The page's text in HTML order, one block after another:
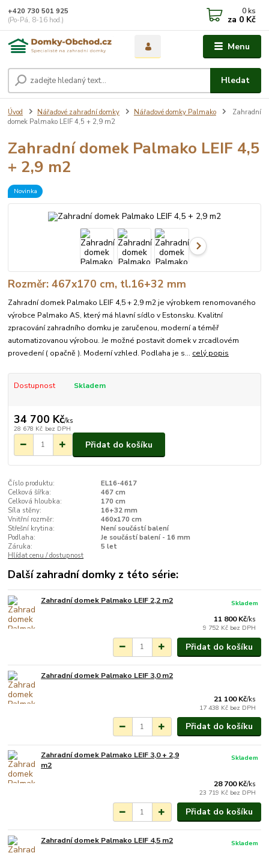
Menu
Hledat
+420 730 501 925
(Po-Pá, 8-16 hod.)
0 ks
za 0 Kč
Úvod Nářaďové zahradní domky Nářaďové domky Palmako
Zahradní
domek Palmako LEIF 4,5 + 2,9 m2
Zahradní domek Palmako LEIF 4,5
+ 2,9 m2
Novinka
Rozměr: 467x170 cm, tl.16+32 mm
Zahradní domek Palmako LEIF 4,5 + 2,9 m2 je výrobkem renomovaného
výrobce Palmako AS, který má hlavní sídlo v Estonsku. Kvalitní
zpracování zahradního domku je zaručenou, moderní a téměř
automatizovanou výrobou. Je možné postavit domek v zrcadlovém
provedení ( opačně ). Moderní vzhled. Podlaha je s... celý popis
Dostupnost Skladem
34 700 Kč/ks
28 678 Kč bez DPH
Přidat do košíku
Číslo produktu:
EL16-4617
Celková šířka:
467 cm
Celková hloubka:
170 cm
Síla stěny:
16+32 mm
Vnitřní rozměr:
460x170 cm
Střešní krytina:
Není součástí balení
Podlaha:
Je součástí balení - 16 mm
Záruka:
5 let
Hlídat cenu / dostupnost
Další zahradní domky z této série:
Zahradní domek Palmako LEIF 2,2 m2
11 800 Kč/ks
9 752 Kč bez DPH
Skladem
Přidat do košíku
Zahradní domek Palmako LEIF 3,0 m2
21 100 Kč/ks
17 438 Kč bez DPH
Přidat do košíku
Zahradní domek Palmako LEIF 3,0 + 2,9
m2
28 700 Kč/ks
23 719 Kč bez DPH
Skladem
Přidat do košíku
Zahradní domek Palmako LEIF 4,5 m2
Skladem